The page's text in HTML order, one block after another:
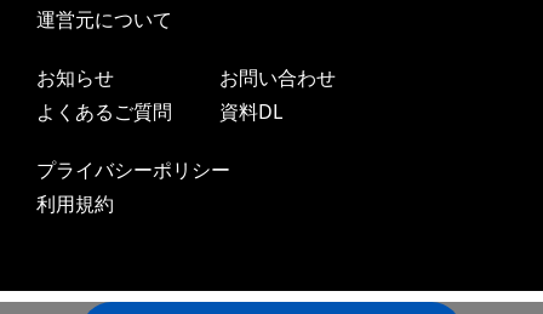
運営元について
お知らせ
よくあるご質問
お問い合わせ
資料DL
プライバシーポリシー
利用規約